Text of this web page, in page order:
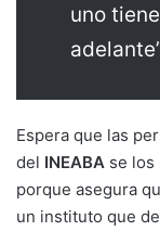
uno
Espera que las
del INEABA se los
porque asegura
un instituto que